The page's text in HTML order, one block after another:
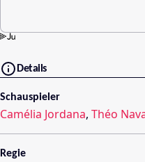
Details
Schauspieler
Camélia Jordana, Théo
Regie